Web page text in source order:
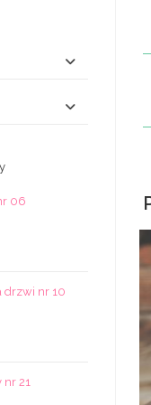
06
drzwi nr 10
nr 21